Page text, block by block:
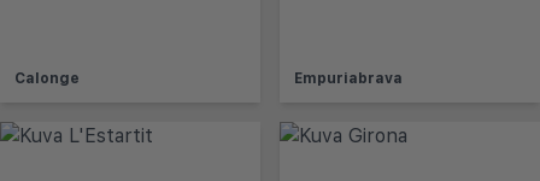
Calonge Empuriabrava